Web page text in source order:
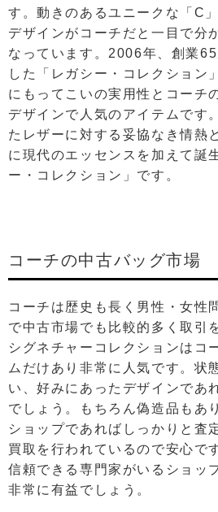
す。動きのあるユニークな「C
デザインがコーチだと一目で分
なっています。2006年、創業
した「レガシー・コレクション
にもってこいの実用性とコーチ
デザインで人気のアイテムです
たレザーに対する妥協なき情熱
に現代のエッセンスを加えて誕
ー・コレクション」です。
コーチの中古バッグ市場
コーチは歴史も長く男性・女性
で中古市場でも比較的多く取引
シグネチャーコレクションはコ
ムだけあり非常に人気です。状
い、好みにあったデザインであ
でしょう。もちろん偽造品もあ
ショップであればしっかりと査
買取を行われているので安心で
信頼できる専門家がいるショッ
非常に有益でしょう。